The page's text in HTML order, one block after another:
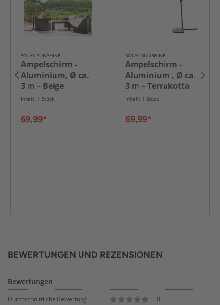
SOLAX-SUNSHINE
Ampelschirm -
Aluminium, Ø ca.
3 m – Beige
Inhalt: 1 Stück
69,99*
SOLAX-SUNSHINE
Ampelschirm -
Aluminium , Ø ca.
3 m – Terrakotta
Inhalt: 1 Stück
69,99*
BEWERTUNGEN UND REZENSIONEN
Bewertungen
Durchschnittliche Bewertung 0